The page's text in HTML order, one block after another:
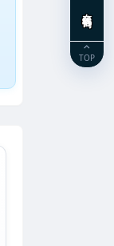
TOP